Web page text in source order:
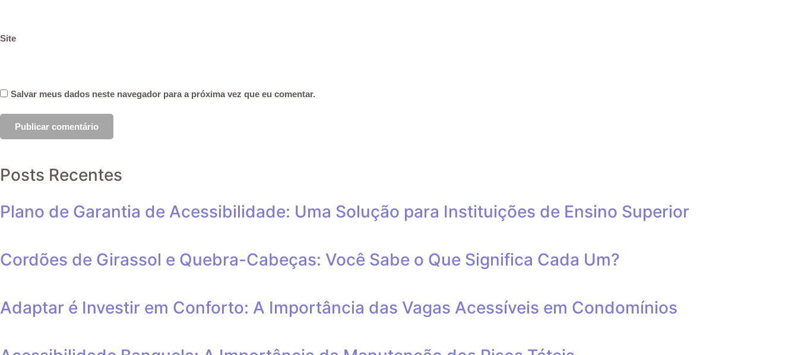
Site
Salvar meus dados neste navegador para a próxima vez que eu comentar.
Posts Recentes
Plano de Garantia de Acessibilidade: Uma Solução para Instituições de Ensino Superior
Cordões de Girassol e Quebra-Cabeças: Você Sabe o Que Significa Cada Um?
Adaptar é Investir em Conforto: A Importância das Vagas Acessíveis em Condomínios